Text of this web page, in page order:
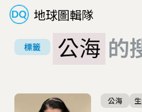
地球圖輯隊
標籤 公海 的
公海